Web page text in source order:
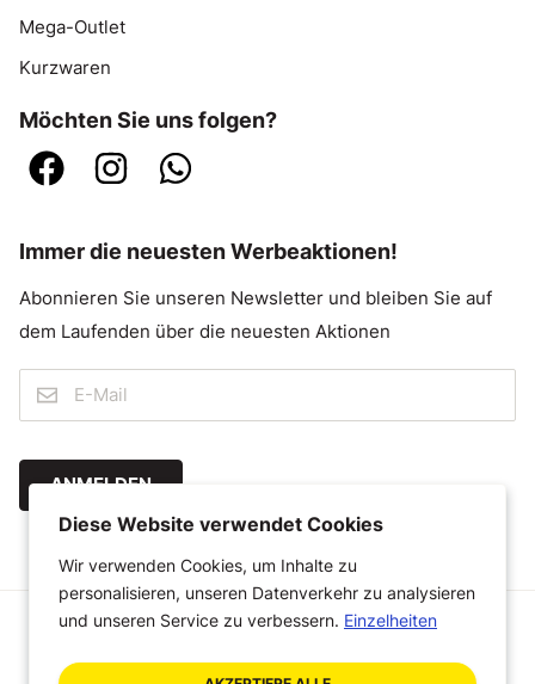
Mega-Outlet
Kurzwaren
Möchten Sie uns folgen?
Immer die neuesten Werbeaktionen!
Abonnieren Sie unseren Newsletter und bleiben Sie auf
dem Laufenden über die neuesten Aktionen
ANMELDEN
© 2026 Megastoffen
Geschäftsbedingungen
Haftungsausschluss
Diese Website verwendet Cookies
Wir verwenden Cookies, um Inhalte zu
personalisieren, unseren Datenverkehr zu analysieren
und unseren Service zu verbessern. Einzelheiten